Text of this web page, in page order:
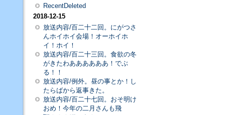
RecentDeleted
2018-12-15
放送内容/百二十二回。にがつさ
んホイホイ会場！オーホイホ
イ！ホイ！
放送内容/百二十三回。食欲の冬
がきたわああああああ！でぶ
る！！
放送内容/例外。昼の事とか！し
たらばから返事きた。
放送内容/百二十七回。おそ明け
おめ！今年の二月さんも飛